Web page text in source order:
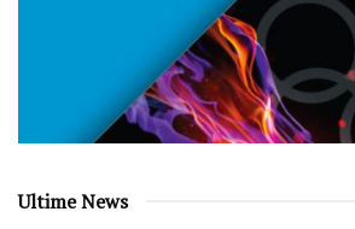
Ultime News